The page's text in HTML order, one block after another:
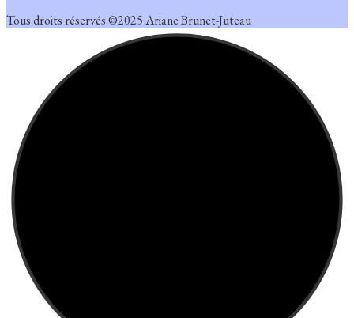
Tous droits réservés ©2025 Ariane Brunet-Juteau